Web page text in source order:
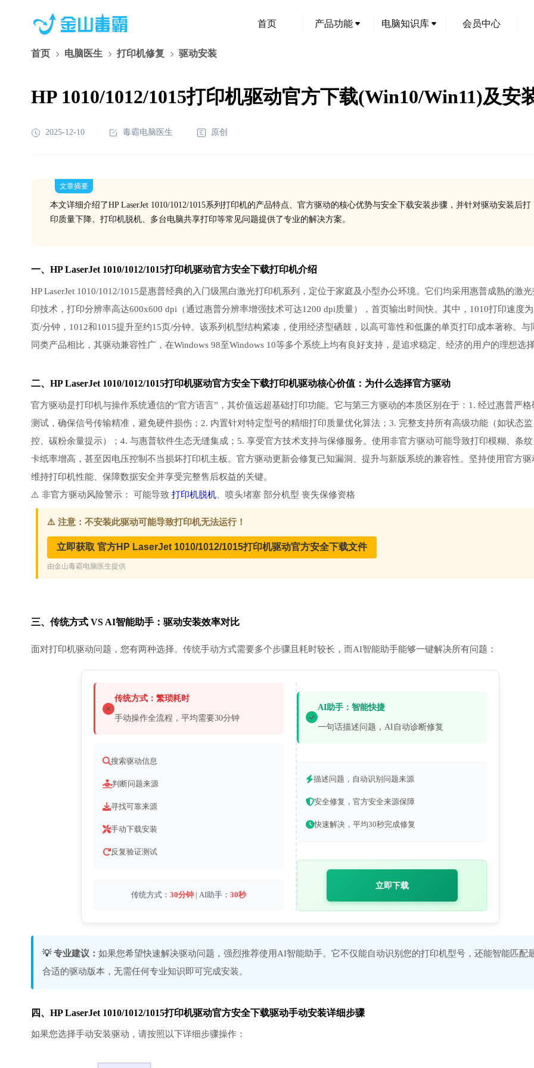
首页 产品功能 电脑知识库 会员中心
首页 电脑医生 打印机修复 驱动安装
HP 1010/1012/1015打印机驱动官方下载(Win10/Win11)及安
2025-12-10 毒霸电脑医生 原创
文章摘要
本文详细介绍了HP LaserJet 1010/1012/1015系列打印机的产品特点、官方驱动的核心优势与安全下载安装步骤，并针对驱动安装后打
印质量下降、打印机脱机、多台电脑共享打印等常见问题提供了专业的解决方案。
一、HP LaserJet 1010/1012/1015打印机驱动官方安全下载打印机介绍
HP LaserJet 1010/1012/1015是惠普经典的入门级黑白激光打印机系列，定位于家庭及小型办公环境。它们均采用惠普成熟的激光
印技术，打印分辨率高达600x600 dpi（通过惠普分辨率增强技术可达1200 dpi质量），首页输出时间快。其中，1010打印速度
页/分钟，1012和1015提升至约15页/分钟。该系列机型结构紧凑，使用经济型硒鼓，以高可靠性和低廉的单页打印成本著称。与
同类产品相比，其驱动兼容性广，在Windows 98至Windows 10等多个系统上均有良好支持，是追求稳定、经济的用户的理想选择
二、HP LaserJet 1010/1012/1015打印机驱动官方安全下载打印机驱动核心价值：为什么选择官方驱动
官方驱动是打印机与操作系统通信的“官方语言”，其价值远超基础打印功能。它与第三方驱动的本质区别在于：1. 经过惠普严格
测试，确保信号传输精准，避免硬件损伤；2. 内置针对特定型号的精细打印质量优化算法；3. 完整支持所有高级功能（如状态监
控、碳粉余量提示）；4. 与惠普软件生态无缝集成；5. 享受官方技术支持与保修服务。使用非官方驱动可能导致打印模糊、条纹
卡纸率增高，甚至因电压控制不当损坏打印机主板。官方驱动更新会修复已知漏洞、提升与新版系统的兼容性。坚持使用官方驱
维持打印机性能、保障数据安全并享受完整售后权益的关键。
⚠️ 非官方驱动风险警示： 可能导致 打印机脱机 、喷头堵塞 部分机型 丧失保修资格
三、传统方式 VS AI智能助手：驱动安装效率对比
面对打印机驱动问题，您有两种选择。传统手动方式需要多个步骤且耗时较长，而AI智能助手能够一键解决所有问题：
传统方式：繁琐耗时
手动操作全流程，平均需要30分钟
搜索驱动信息
判断问题来源
寻找可靠来源
手动下载安装
反复验证测试
传统方式： 30分钟 | AI助手： 30秒
AI助手：智能快捷
一句话描述问题，AI自动诊断修复
描述问题，自动识别问题来源
安全修复，官方安全来源保障
快速解决，平均30秒完成修复
立即下载
💡 专业建议： 如果您希望快速解决驱动问题，强烈推荐使用AI智能助手。它不仅能自动识别您的打印机型号，还能智能匹配
合适的驱动版本，无需任何专业知识即可完成安装。
四、HP LaserJet 1010/1012/1015打印机驱动官方安全下载驱动手动安装详细步骤
如果您选择手动安装驱动，请按照以下详细步骤操作：